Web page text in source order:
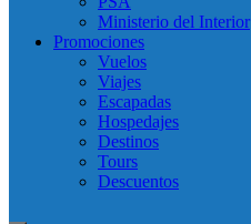
Ministerio del Interior
Promociones
Vuelos
Viajes
Escapadas
Hospedajes
Destinos
Tours
Descuentos